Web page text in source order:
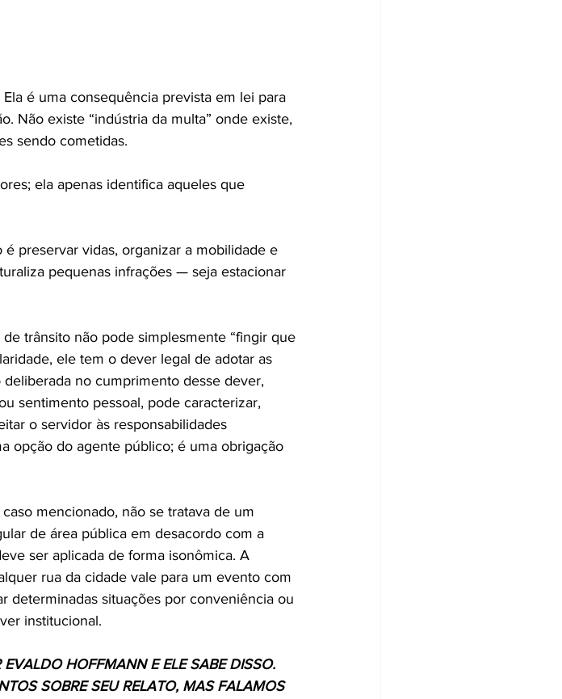
é uma consequência prevista em lei para
Não existe “indústria da multa” onde existe,
sendo cometidas.
ela apenas identifica aqueles que
preservar vidas, organizar a mobilidade e
pequenas infrações — seja estacionar
trânsito não pode simplesmente “fingir que
ele tem o dever legal de adotar as
no cumprimento desse dever,
sentimento pessoal, pode caracterizar,
o servidor às responsabilidades
opção do agente público; é uma obrigação
mencionado, não se tratava de um
de área pública em desacordo com a
ser aplicada de forma isonômica. A
rua da cidade vale para um evento com
determinadas situações por conveniência ou
institucional.
HOFFMANN E ELE SABE DISSO.
SOBRE SEU RELATO, MAS FALAMOS